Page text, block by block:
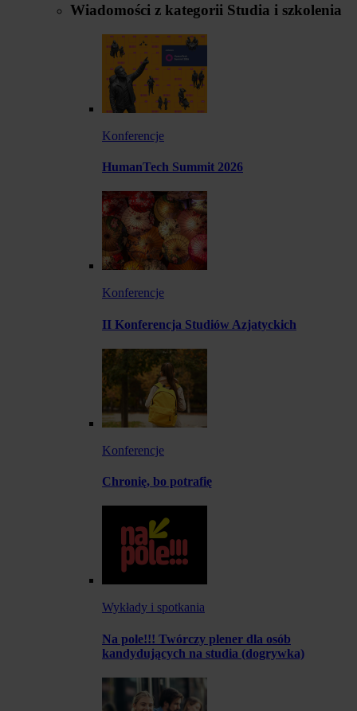
Wiadomości z kategorii Studia i szkolenia
Konferencje
HumanTech Summit 2026
Konferencje
II Konferencja Studiów Azjatyckich
Konferencje
Chronię, bo potrafię
Wykłady i spotkania
Na pole!!! Twórczy plener dla osób
kandydujących na studia (dogrywka)